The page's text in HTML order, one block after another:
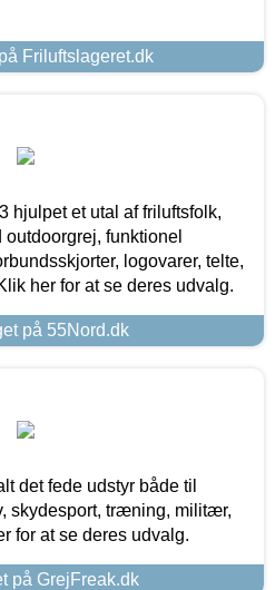
Friluftslageret.dk
hjulpet et utal af friluftsfolk,
funktionel
logovarer, telte,
her for at se deres udvalg.
på 55Nord.dk
det fede udstyr både til
skydesport, træning, militær,
for at se deres udvalg.
på GrejFreak.dk